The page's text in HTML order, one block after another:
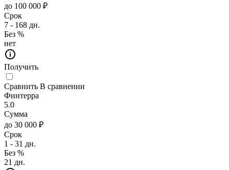
до 100 000 ₽
Срок
7 - 168 дн.
Без %
нет
Получить
Сравнить В сравнении
Финтерра
5.0
Сумма
до 30 000 ₽
Срок
1 - 31 дн.
Без %
21 дн.